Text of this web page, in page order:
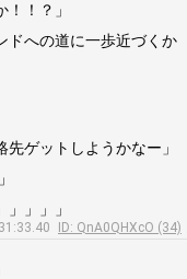
！？」
ドへの道に一歩近づくか
ゲットしようかなー」
」」」
ID: QnA0QHXcO (34)